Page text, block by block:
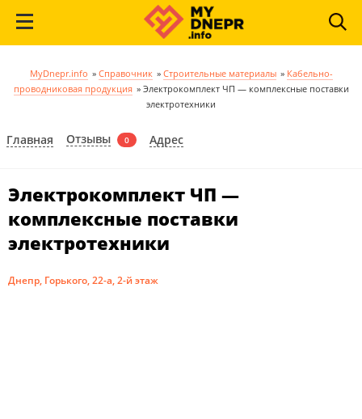
MyDnepr.info » Справочник » Строительные материалы » Кабельно-
проводниковая продукция » Электрокомплект ЧП — комплексные поставки
электротехники
Главная Отзывы 0 Адрес
Электрокомплект ЧП —
комплексные поставки
электротехники
Днепр, Горького, 22-а, 2-й этаж